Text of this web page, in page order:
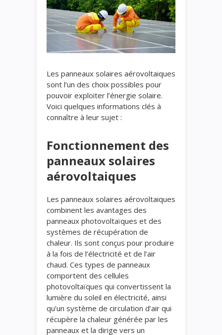
Les panneaux solaires aérovoltaiques
sont l’un des choix possibles pour
pouvoir exploiter l’énergie solaire.
Voici quelques informations clés à
connaître à leur sujet :
Fonctionnement des
panneaux solaires
aérovoltaiques
Les panneaux solaires aérovoltaiques
combinent les avantages des
panneaux photovoltaïques et des
systèmes de récupération de
chaleur. Ils sont conçus pour produire
à la fois de l’électricité et de l’air
chaud. Ces types de panneaux
comportent des cellules
photovoltaïques qui convertissent la
lumière du soleil en électricité, ainsi
qu’un système de circulation d’air qui
récupère la chaleur générée par les
panneaux et la dirige vers un